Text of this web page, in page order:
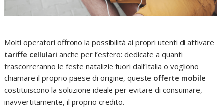
Molti operatori offrono la possibilità ai propri utenti di attivare
tariffe cellulari anche per l’estero: dedicate a quanti
trascorreranno le feste natalizie fuori dall’Italia o vogliono
chiamare il proprio paese di origine, queste offerte mobile
costituiscono la soluzione ideale per evitare di consumare,
inavvertitamente, il proprio credito.